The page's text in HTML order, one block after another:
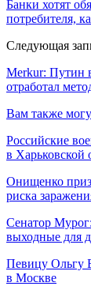
Банки хотят
потребителя,
Следующая
Merkur: Путин
отработал
Вам также
Российские
в Харьковской
Онищенко
риска
Сенатор
выходные для
Певицу Ольгу
в Москве